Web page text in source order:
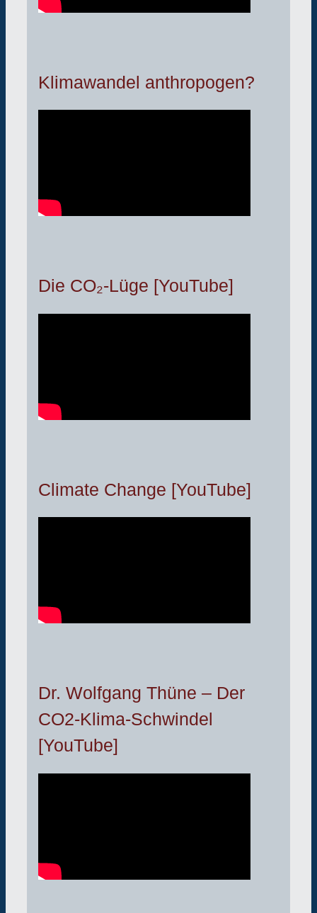
Klimawandel anthropogen?
Die CO₂-Lüge [YouTube]
Climate Change [YouTube]
Dr. Wolfgang Thüne – Der
CO2-Klima-Schwindel
[YouTube]